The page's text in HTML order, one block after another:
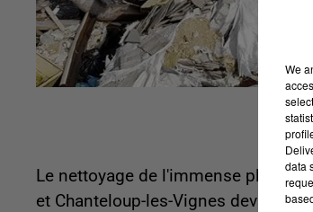
Le nettoyage de l'immense plaine
et Chanteloup-les-Vignes devrait
We
data